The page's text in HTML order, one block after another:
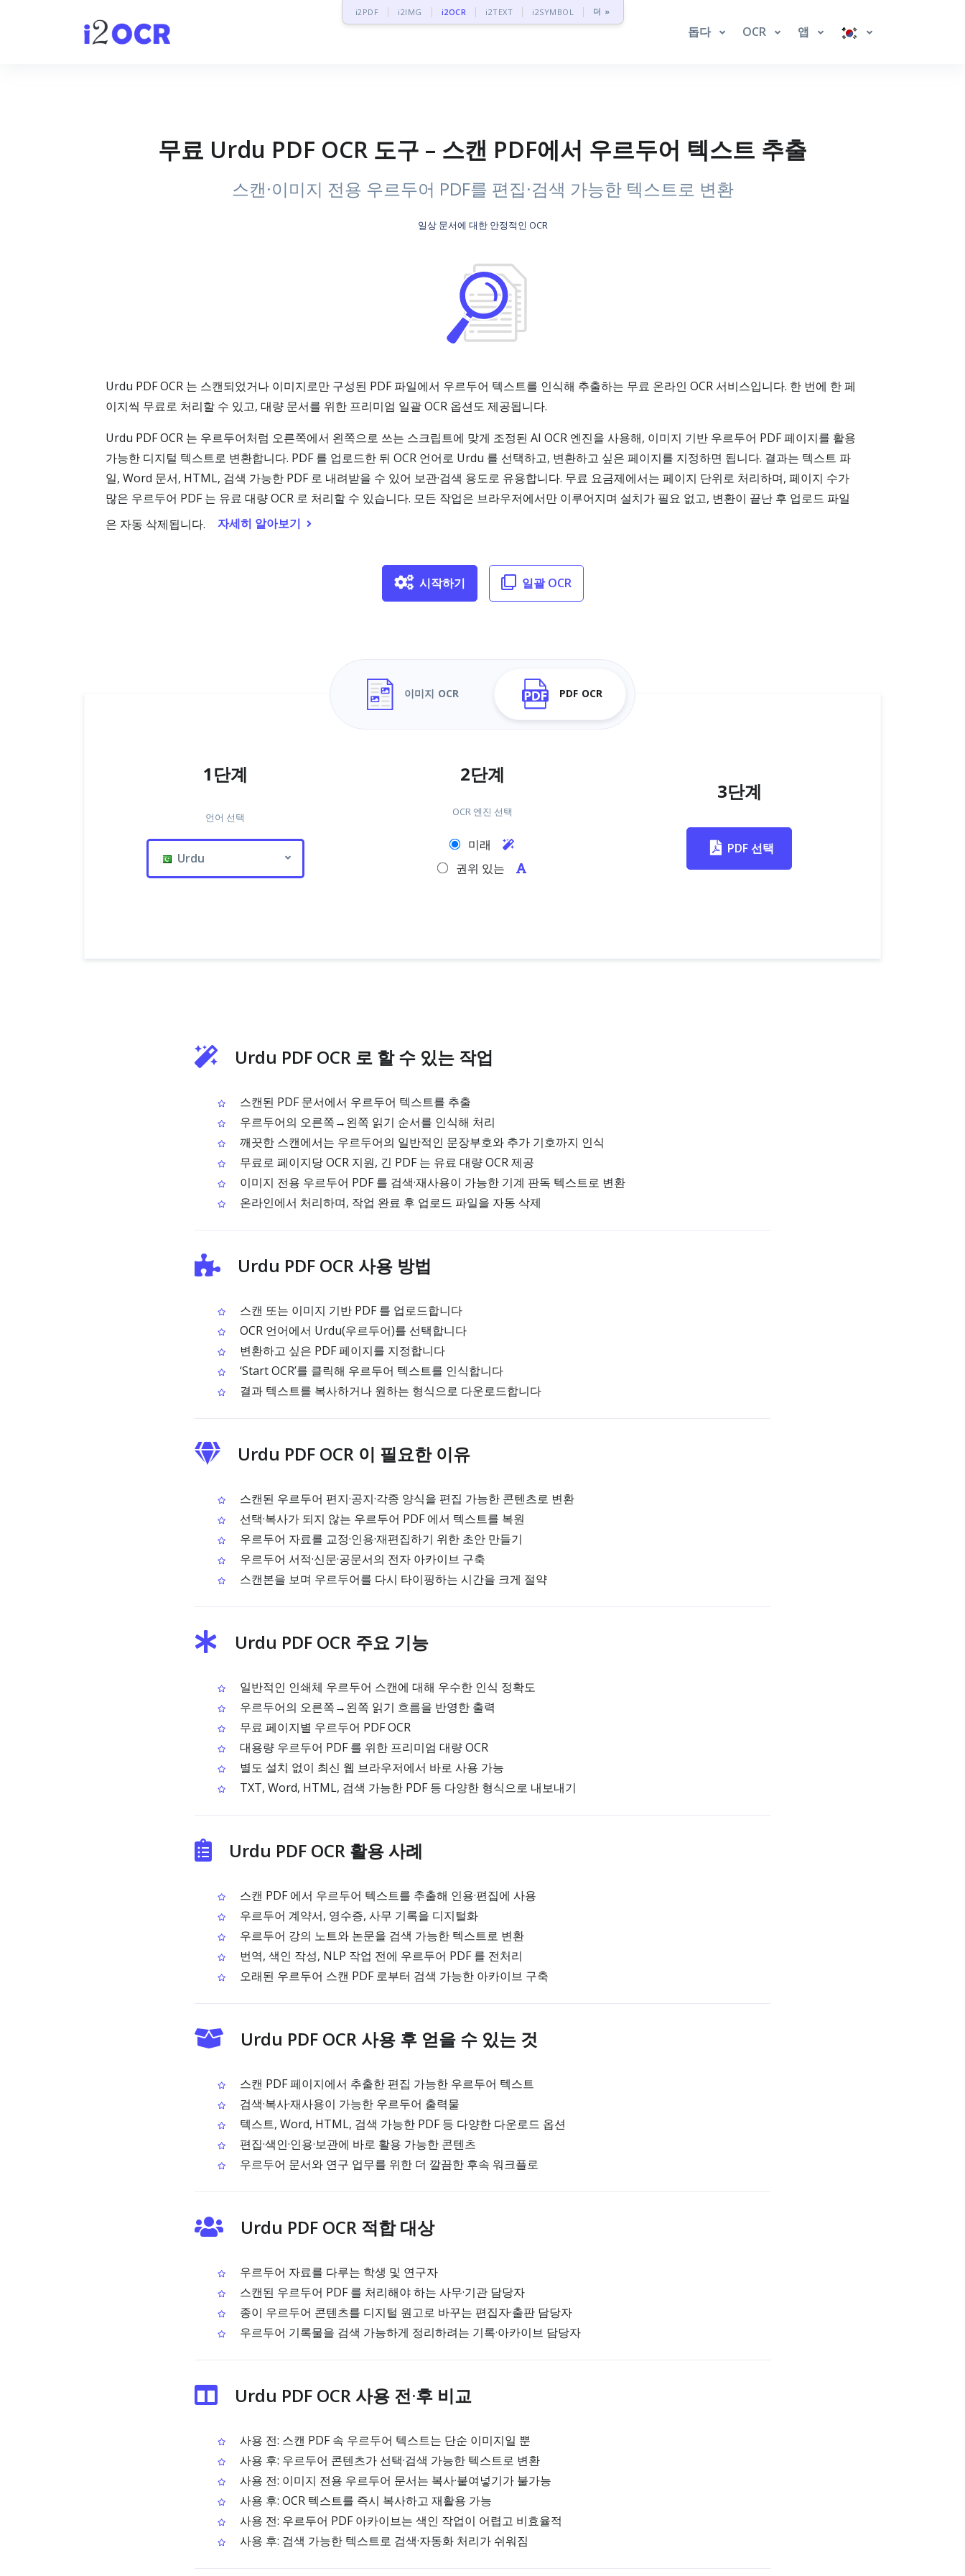
i2PDF i2IMG i2OCR i2TEXT i2SYMBOL 더 »
돕다 OCR 앱
무료 Urdu PDF OCR 도구 – 스캔 PDF에서 우르두어 텍스트 추출
스캔·이미지 전용 우르두어 PDF를 편집·검색 가능한 텍스트로 변환
일상 문서에 대한 안정적인 OCR
Urdu PDF OCR 는 스캔되었거나 이미지로만 구성된 PDF 파일에서 우르두어 텍스트를 인식해 추출하는 무료 온라인 OCR 서비스입니다. 한 번에 한 페
이지씩 무료로 처리할 수 있고, 대량 문서를 위한 프리미엄 일괄 OCR 옵션도 제공됩니다.
Urdu PDF OCR 는 우르두어처럼 오른쪽에서 왼쪽으로 쓰는 스크립트에 맞게 조정된 AI OCR 엔진을 사용해, 이미지 기반 우르두어 PDF 페이지를 활용
가능한 디지털 텍스트로 변환합니다. PDF 를 업로드한 뒤 OCR 언어로 Urdu 를 선택하고, 변환하고 싶은 페이지를 지정하면 됩니다. 결과는 텍스트 파
일, Word 문서, HTML, 검색 가능한 PDF 로 내려받을 수 있어 보관·검색 용도로 유용합니다. 무료 요금제에서는 페이지 단위로 처리하며, 페이지 수가
많은 우르두어 PDF 는 유료 대량 OCR 로 처리할 수 있습니다. 모든 작업은 브라우저에서만 이루어지며 설치가 필요 없고, 변환이 끝난 후 업로드 파일
은 자동 삭제됩니다.
자세히 알아보기
시작하기 일괄 OCR
이미지 OCR PDF OCR
1단계
언어 선택
Urdu
2단계
OCR 엔진 선택
미래
권위 있는
3단계
PDF 선택
Urdu PDF OCR 로 할 수 있는 작업
스캔된 PDF 문서에서 우르두어 텍스트를 추출
우르두어의 오른쪽→왼쪽 읽기 순서를 인식해 처리
깨끗한 스캔에서는 우르두어의 일반적인 문장부호와 추가 기호까지 인식
무료로 페이지당 OCR 지원, 긴 PDF 는 유료 대량 OCR 제공
이미지 전용 우르두어 PDF 를 검색·재사용이 가능한 기계 판독 텍스트로 변환
온라인에서 처리하며, 작업 완료 후 업로드 파일을 자동 삭제
Urdu PDF OCR 사용 방법
스캔 또는 이미지 기반 PDF 를 업로드합니다
OCR 언어에서 Urdu(우르두어)를 선택합니다
변환하고 싶은 PDF 페이지를 지정합니다
‘Start OCR’를 클릭해 우르두어 텍스트를 인식합니다
결과 텍스트를 복사하거나 원하는 형식으로 다운로드합니다
Urdu PDF OCR 이 필요한 이유
스캔된 우르두어 편지·공지·각종 양식을 편집 가능한 콘텐츠로 변환
선택·복사가 되지 않는 우르두어 PDF 에서 텍스트를 복원
우르두어 자료를 교정·인용·재편집하기 위한 초안 만들기
우르두어 서적·신문·공문서의 전자 아카이브 구축
스캔본을 보며 우르두어를 다시 타이핑하는 시간을 크게 절약
Urdu PDF OCR 주요 기능
일반적인 인쇄체 우르두어 스캔에 대해 우수한 인식 정확도
우르두어의 오른쪽→왼쪽 읽기 흐름을 반영한 출력
무료 페이지별 우르두어 PDF OCR
대용량 우르두어 PDF 를 위한 프리미엄 대량 OCR
별도 설치 없이 최신 웹 브라우저에서 바로 사용 가능
TXT, Word, HTML, 검색 가능한 PDF 등 다양한 형식으로 내보내기
Urdu PDF OCR 활용 사례
스캔 PDF 에서 우르두어 텍스트를 추출해 인용·편집에 사용
우르두어 계약서, 영수증, 사무 기록을 디지털화
우르두어 강의 노트와 논문을 검색 가능한 텍스트로 변환
번역, 색인 작성, NLP 작업 전에 우르두어 PDF 를 전처리
오래된 우르두어 스캔 PDF 로부터 검색 가능한 아카이브 구축
Urdu PDF OCR 사용 후 얻을 수 있는 것
스캔 PDF 페이지에서 추출한 편집 가능한 우르두어 텍스트
검색·복사·재사용이 가능한 우르두어 출력물
텍스트, Word, HTML, 검색 가능한 PDF 등 다양한 다운로드 옵션
편집·색인·인용·보관에 바로 활용 가능한 콘텐츠
우르두어 문서와 연구 업무를 위한 더 깔끔한 후속 워크플로
Urdu PDF OCR 적합 대상
우르두어 자료를 다루는 학생 및 연구자
스캔된 우르두어 PDF 를 처리해야 하는 사무·기관 담당자
종이 우르두어 콘텐츠를 디지털 원고로 바꾸는 편집자·출판 담당자
우르두어 기록물을 검색 가능하게 정리하려는 기록·아카이브 담당자
Urdu PDF OCR 사용 전·후 비교
사용 전: 스캔 PDF 속 우르두어 텍스트는 단순 이미지일 뿐
사용 후: 우르두어 콘텐츠가 선택·검색 가능한 텍스트로 변환
사용 전: 이미지 전용 우르두어 문서는 복사·붙여넣기가 불가능
사용 후: OCR 텍스트를 즉시 복사하고 재활용 가능
사용 전: 우르두어 PDF 아카이브는 색인 작업이 어렵고 비효율적
사용 후: 검색 가능한 텍스트로 검색·자동화 처리가 쉬워짐